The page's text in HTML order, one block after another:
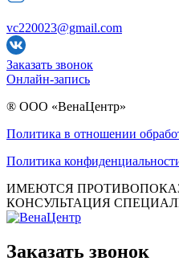
vc220023@gmail.com
Заказать звонок
Онлайн-запись
® ООО «ВенаЦентр»
Политика в отношении
Политика
ИМЕЮТСЯ
КОНСУЛЬТАЦИЯ
Заказать звонок